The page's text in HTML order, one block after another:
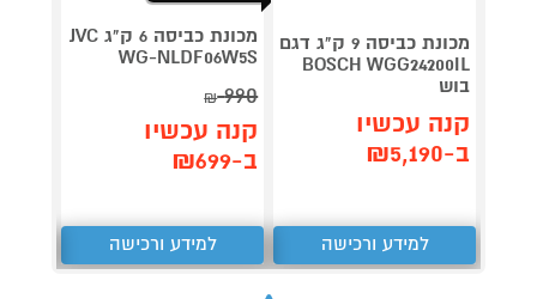
מכונת כביסה 9 ק"ג דגם
BOSCH WGG24200IL
בוש
קנה עכשיו
ב-₪5,190
למידע ורכישה
מכונת כביסה 6 ק"ג JVC
WG-NLDF06W5S
990
₪
קנה עכשיו
ב-₪699
למידע ורכישה